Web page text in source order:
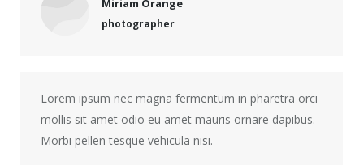
photographer
Lorem ipsum nec magna fermentum in pharetra orci
mollis sit amet odio eu amet mauris ornare dapibus.
Morbi pellen tesque vehicula nisi.